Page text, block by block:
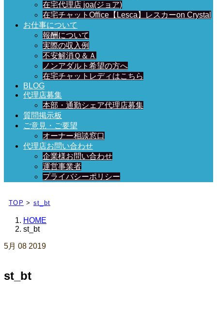
在宅代理店 joa(ジョア)
在宅チャットOffice【Lesca】レスカーon Crystal
お仕事について
報酬について
実際の収入例
不安解消Ｑ＆Ａ
ノンアダルト希望の方へ
在宅チャットレディはこちら
BLOG
代理店募集
本部・通勤シェア代理店募集
質問掲示板
ご意見・ご要望
オーナー相談窓口
代理店お問い合わせ
企業様お問い合わせ
運営事業者
プライバシーポリシー
TOP > st_bt
HOME
st_bt
5月 08 2019
st_bt